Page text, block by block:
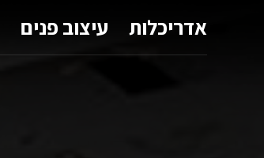
אדריכלות עיצוב פנים